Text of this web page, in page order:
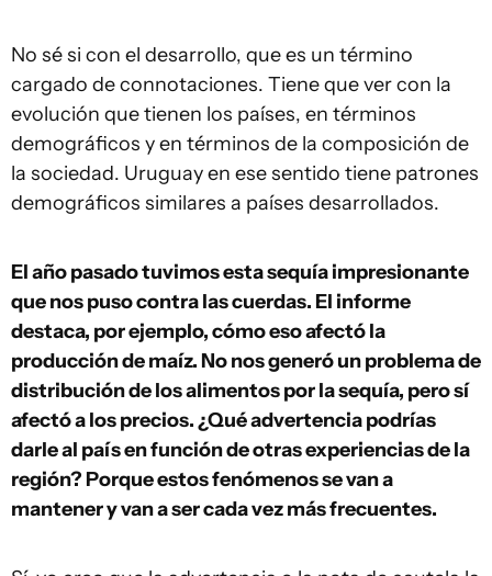
No sé si con el desarrollo, que es un término
cargado de connotaciones. Tiene que ver con la
evolución que tienen los países, en términos
demográficos y en términos de la composición de
la sociedad. Uruguay en ese sentido tiene patrones
demográficos similares a países desarrollados.
El año pasado tuvimos esta sequía impresionante
que nos puso contra las cuerdas. El informe
destaca, por ejemplo, cómo eso afectó la
producción de maíz. No nos generó un problema de
distribución de los alimentos por la sequía, pero sí
afectó a los precios. ¿Qué advertencia podrías
darle al país en función de otras experiencias de la
región? Porque estos fenómenos se van a
mantener y van a ser cada vez más frecuentes.